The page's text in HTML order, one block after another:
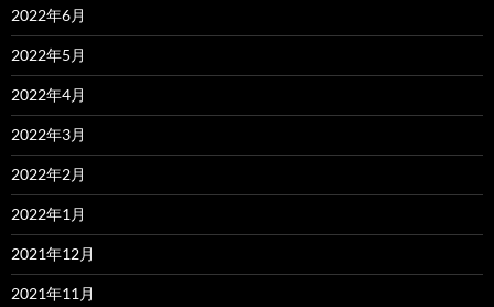
2022年6月
2022年5月
2022年4月
2022年3月
2022年2月
2022年1月
2021年12月
2021年11月